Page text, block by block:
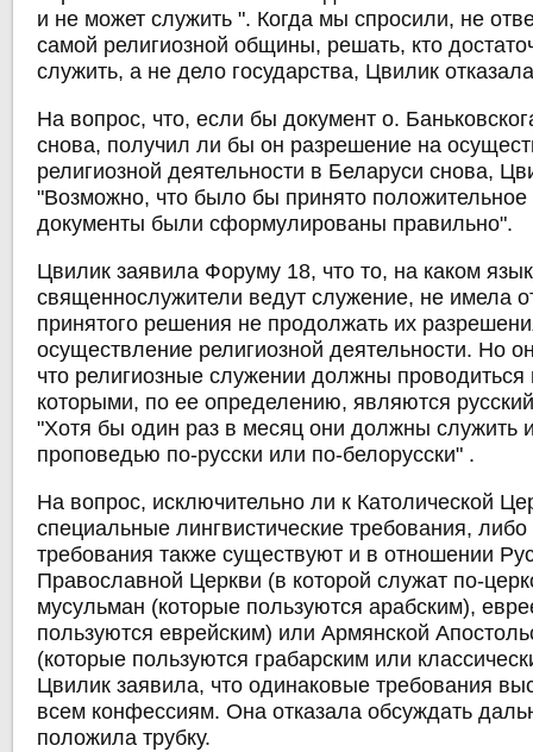
и не может служить ". Когда мы спросили, не
самой религиозной общины, решать, кто
служить, а не дело государства, Цвилик
На вопрос, что, если бы документ о.
снова, получил ли бы он разрешение на
религиозной деятельности в Беларуси снова,
"Возможно, что было бы принято
документы были сформулированы правильно".
Цвилик заявила Форуму 18, что то, на каком
священнослужители ведут служение, не имела
принятого решения не продолжать их
осуществление религиозной деятельности. Но
что религиозные служении должны
которыми, по ее определению, являются
"Хотя бы один раз в месяц они должны служить
проповедью по-русски или по-белорусски" .
На вопрос, исключительно ли к Католической
специальные лингвистические требования, либо
требования также существуют и в отношении
Православной Церкви (в которой служат по-
мусульман (которые пользуются арабским),
пользуются еврейским) или Армянской
(которые пользуются грабарским или
Цвилик заявила, что одинаковые требования
всем конфессиям. Она отказала обсуждать
положила трубку.